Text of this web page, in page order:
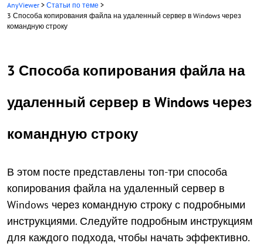
AnyViewer > Статьи по теме >
3 Способа копирования файла на удаленный сервер в Windows через
командную строку
3 Способа копирования файла на
удаленный сервер в Windows через
командную строку
В этом посте представлены топ-три способа
копирования файла на удаленный сервер в
Windows через командную строку с подробными
инструкциями. Следуйте подробным инструкциям
для каждого подхода, чтобы начать эффективно.